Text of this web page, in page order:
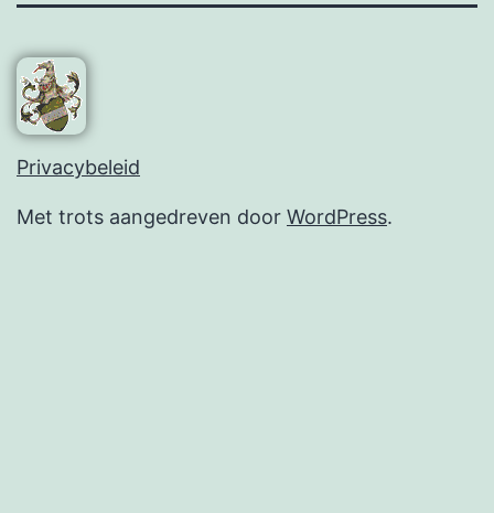
Privacybeleid
Met trots aangedreven door WordPress.